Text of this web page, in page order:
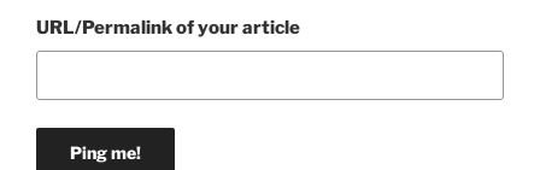
URL/Permalink of your article